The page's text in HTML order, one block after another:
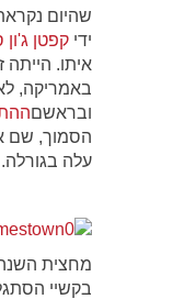
שהיום
ידי קפטן
איתו.
באמריקה,
ובראשם
הסמוך, שם
עלה בגורלה.
מחצית